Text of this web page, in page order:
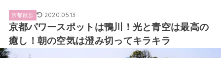
京都散歩 2020.05.13
京都パワースポットは鴨川！光と青空は最高の
癒し！朝の空気は澄み切ってキラキラ